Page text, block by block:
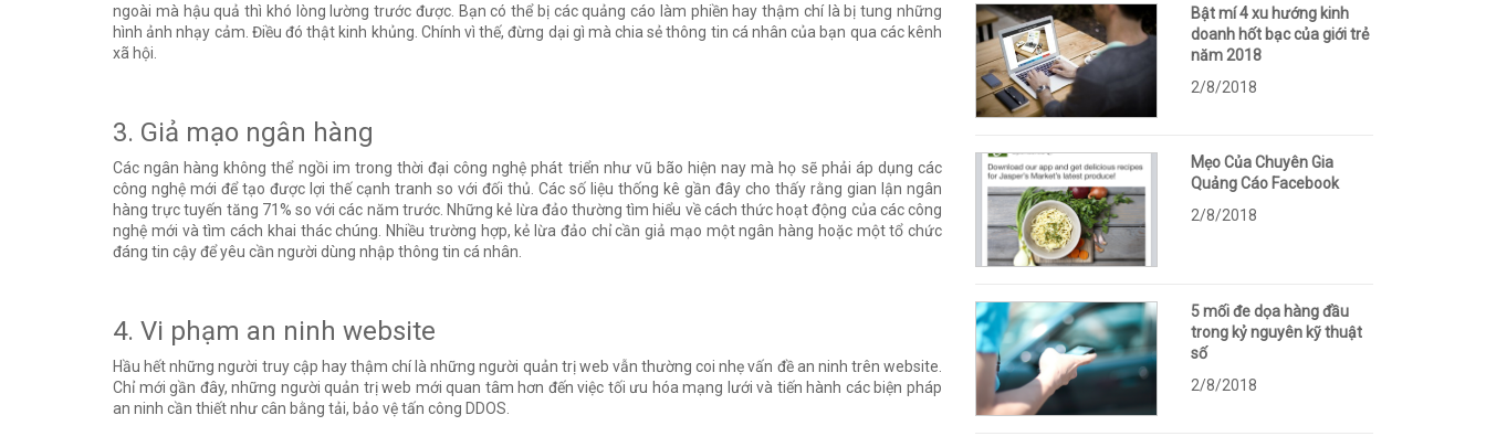
ngoài mà hậu quả thì khó lòng lường trước được. Bạn có thể bị các quảng cáo làm phiền hay thậm chí là bị tung những
hình ảnh nhạy cảm. Điều đó thật kinh khủng. Chính vì thế, đừng dại gì mà chia sẻ thông tin cá nhân của bạn qua các kênh
xã hội.
3. Giả mạo ngân hàng
Các ngân hàng không thể ngồi im trong thời đại công nghệ phát triển như vũ bão hiện nay mà họ sẽ phải áp dụng các
công nghệ mới để tạo được lợi thế cạnh tranh so với đối thủ. Các số liệu thống kê gần đây cho thấy rằng gian lận ngân
hàng trực tuyến tăng 71% so với các năm trước. Những kẻ lừa đảo thường tìm hiểu về cách thức hoạt động của các công
nghệ mới và tìm cách khai thác chúng. Nhiều trường hợp, kẻ lừa đảo chỉ cần giả mạo một ngân hàng hoặc một tổ chức
đáng tin cậy để yêu cần người dùng nhập thông tin cá nhân.
4. Vi phạm an ninh website
Hầu hết những người truy cập hay thậm chí là những người quản trị web vẫn thường coi nhẹ vấn đề an ninh trên website.
Chỉ mới gần đây, những người quản trị web mới quan tâm hơn đến việc tối ưu hóa mạng lưới và tiến hành các biện pháp
an ninh cần thiết như cân bằng tải, bảo vệ tấn công DDOS.
Bật mí 4 xu hướng kinh
doanh hốt bạc của giới trẻ
năm 2018
2/8/2018
Mẹo Của Chuyên Gia
Quảng Cáo Facebook
2/8/2018
5 mối đe dọa hàng đầu
trong kỷ nguyên kỹ thuật
số
2/8/2018